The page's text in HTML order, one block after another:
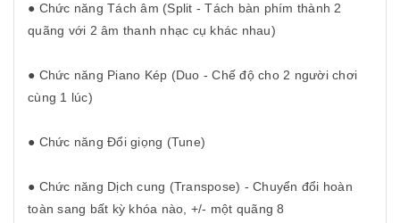
● Chức năng Tách âm (Split - Tách bàn phím thành 2
quãng với 2 âm thanh nhạc cụ khác nhau)
● Chức năng Piano Kép (Duo - Chế độ cho 2 người chơi
cùng 1 lúc)
● Chức năng Đổi giọng (Tune)
● Chức năng Dịch cung (Transpose) - Chuyển đổi hoàn
toàn sang bất kỳ khóa nào, +/- một quãng 8